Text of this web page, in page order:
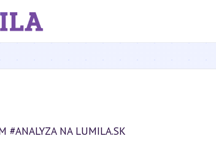
#ANALYZA NA LUMILA.SK